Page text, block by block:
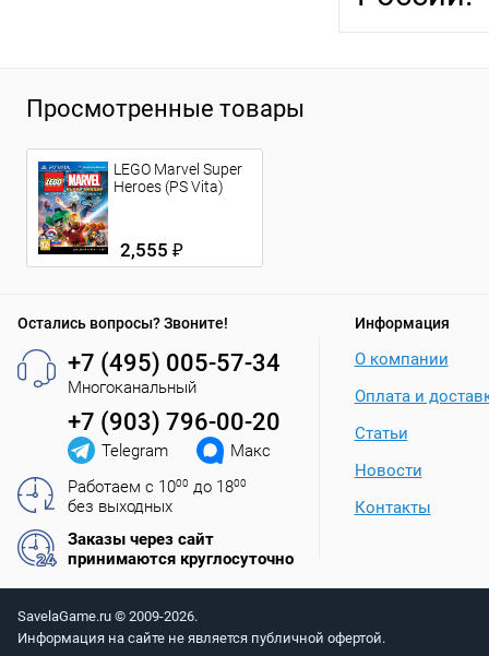
Просмотренные товары
LEGO Marvel Super
Heroes (PS Vita)
2,555 ₽
Остались вопросы? Звоните!
+7 (495) 005-57-34
Многоканальный
+7 (903) 796-00-20
Telegram
Макс
Работаем с 1000 до 1800
без выходных
Заказы через сайт
принимаются круглосуточно
Информация
О компании
Оплата и
Статьи
Новости
Контакты
SavelaGame.ru © 2009-2026.
Информация на сайте не является публичной офертой.